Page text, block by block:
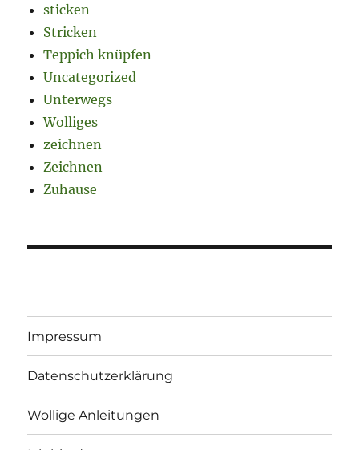
sticken
Stricken
Teppich knüpfen
Uncategorized
Unterwegs
Wolliges
zeichnen
Zeichnen
Zuhause
Impressum
Datenschutzerklärung
Wollige Anleitungen